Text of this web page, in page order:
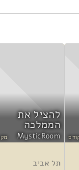
להציל את
הממלכה
MysticRoom
תל אביב